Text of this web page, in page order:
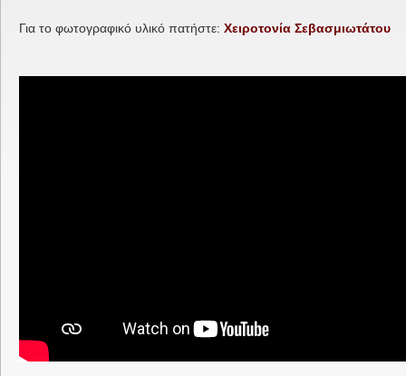
Για το φωτογραφικό υλικό πατήστε: Χειροτονία Σεβασμιωτάτου